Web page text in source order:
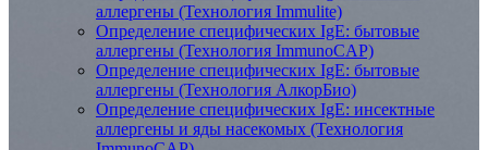
аллергены (Технология Immulite)
Определение специфических IgE: бытовые
аллергены (Технология ImmunoCAP)
Определение специфических IgE: бытовые
аллергены (Технология АлкорБио)
Определение специфических IgE: инсектные
аллергены и яды насекомых (Технология